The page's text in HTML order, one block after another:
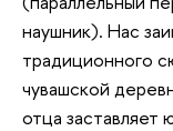
наушник). Нас
традиционного
чувашской
отца заставляет